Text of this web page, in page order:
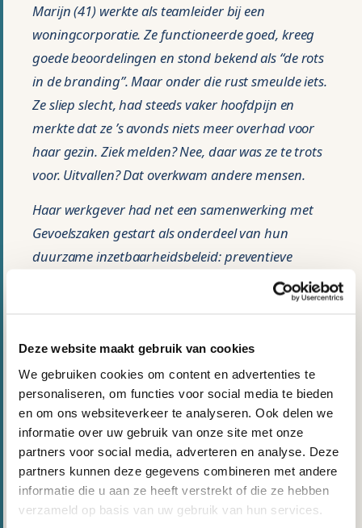
Deze website maakt gebruik van cookies
We gebruiken cookies om content en advertenties te
personaliseren, om functies voor social media te bieden
en om ons websiteverkeer te analyseren. Ook delen we
informatie over uw gebruik van onze site met onze
partners voor social media, adverteren en analyse. Deze
partners kunnen deze gegevens combineren met andere
informatie die u aan ze heeft verstrekt of die ze hebben
verzameld op basis van uw gebruik van hun services.
Marijn (41) werkte als teamleider bij een
woningcorporatie. Ze functioneerde goed, kreeg
goede beoordelingen en stond bekend als “de rots
in de branding”. Maar onder die rust smeulde iets.
Ze sliep slecht, had steeds vaker hoofdpijn en
merkte dat ze ’s avonds niets meer overhad voor
haar gezin. Ziek melden? Nee, daar was ze te trots
voor. Uitvallen? Dat overkwam andere mensen.
Haar werkgever had net een samenwerking met
Gevoelszaken gestart als onderdeel van hun
duurzame inzetbaarheidsbeleid: preventieve
coaching voor medewerkers die dat wilden, zonder
dat het via de leidinggevende hoefde. Marijn
In de coaching werd snel duidelijk wat er speelde.
Marijn had een diepgeworteld patroon van “het
moet perfect en ik moet het alleen doen”. Ze nam
de problemen van haar hele team op haar
schouders, stelde geen grenzen en interpreteerde
elke hulpvraag als bewijs dat ze het niet alleen
aankon. Via een combinatie van mentale coaching